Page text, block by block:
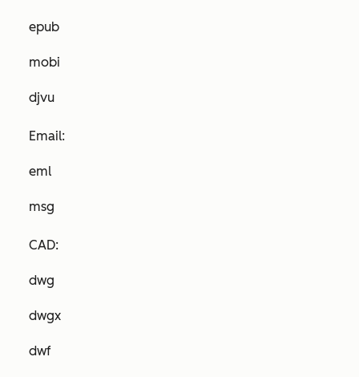
epub
mobi
djvu
Email:
eml
msg
CAD:
dwg
dwgx
dwf